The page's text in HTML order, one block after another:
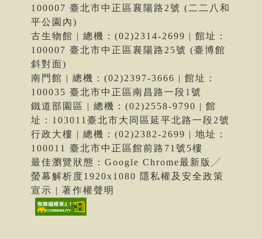
100007 臺北市中正區襄陽路2號 (二二八和
平公園內)
古生物館 | 總機：(02)2314-2699 | 館址：
100007 臺北市中正區襄陽路25號 (臺博館
斜對面)
南門館 | 總機：(02)2397-3666 | 館址：
100035 臺北市中正區南昌路一段1號
鐵道部園區 | 總機：(02)2558-9790 | 館
址：103011臺北市大同區延平北路一段2號
行政大樓 | 總機：(02)2382-2699 | 地址：
100011 臺北市中正區館前路71號5樓
最佳瀏覽狀態：Google Chrome最新版╱
螢幕解析度1920x1080 隱私權及安全政策
宣示 | 著作權聲明